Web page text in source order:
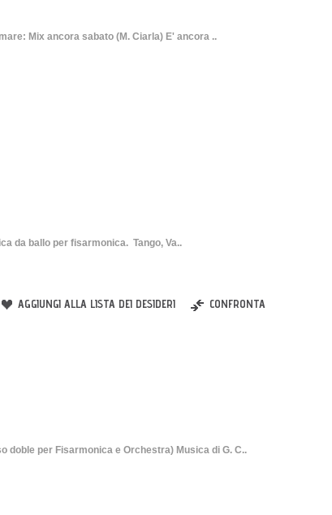
Mix ancora sabato (M. Ciarla) E' ancora ..
da ballo per fisarmonica. Tango, Va..
CONFRONTA
AGGIUNGI ALLA LISTA DEI DESIDERI
doble per Fisarmonica e Orchestra) Musica di G. C..